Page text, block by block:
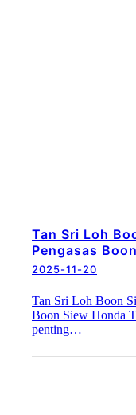
Tan Sri Loh
Pengasas
2025-11-20
Tan Sri Loh Boon
Boon Siew Honda
penting…